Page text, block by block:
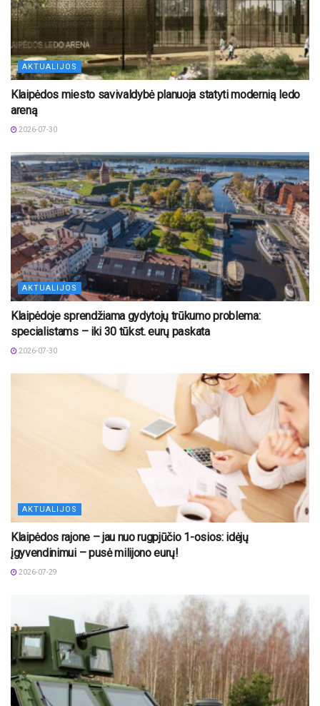
AKTUALIJOS
Klaipėdos miesto savivaldybė planuoja statyti modernią ledo
areną
2026-07-30
AKTUALIJOS
Klaipėdoje sprendžiama gydytojų trūkumo problema:
specialistams – iki 30 tūkst. eurų paskata
2026-07-30
AKTUALIJOS
Klaipėdos rajone – jau nuo rugpjūčio 1-osios: idėjų
įgyvendinimui – pusė milijono eurų!
2026-07-29